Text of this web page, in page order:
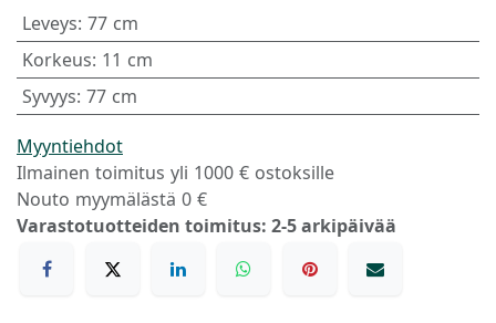
Leveys: 77 cm
Korkeus: 11 cm
Syvyys: 77 cm
Myyntiehdot
Ilmainen toimitus yli 1000 € ostoksille
Nouto myymälästä 0 €
Varastotuotteiden toimitus: 2-5 arkipäivää